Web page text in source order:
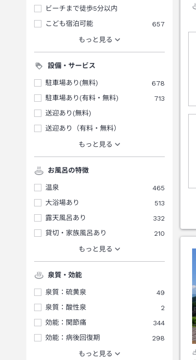
ビーチまで徒歩5分以内
こども宿泊可能
657
もっと見る
設備・サービス
駐車場あり(無料)
678
駐車場あり(有料・無料)
713
送迎あり(無料)
送迎あり（有料・無料）
もっと見る
お風呂の特徴
温泉
465
大浴場あり
513
露天風呂あり
332
貸切・家族風呂あり
210
もっと見る
泉質・効能
泉質：硫黄泉
49
泉質：酸性泉
2
効能：関節痛
344
効能：病後回復期
298
もっと見る